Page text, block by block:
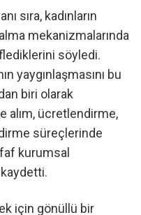
sıra, kadınların
mekanizmalarında
söyledi.
yaygınlaşmasını bu
biri olarak
alım, ücretlendirme,
süreçlerinde
kurumsal
için gönüllü bir